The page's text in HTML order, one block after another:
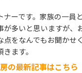
ナーです。家族の一員
が多いと思いますが、
点をなんでもお聞かせ
ます。
の最新記事はこちら